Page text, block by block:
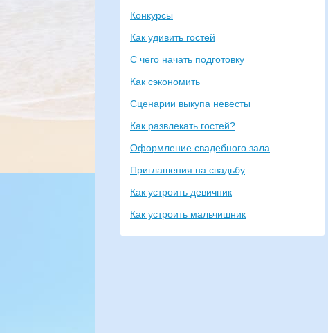
Конкурсы
Как удивить гостей
С чего начать подготовку
Как сэкономить
Сценарии выкупа невесты
Как развлекать гостей?
Оформление свадебного зала
Приглашения на свадьбу
Как устроить девичник
Как устроить мальчишник